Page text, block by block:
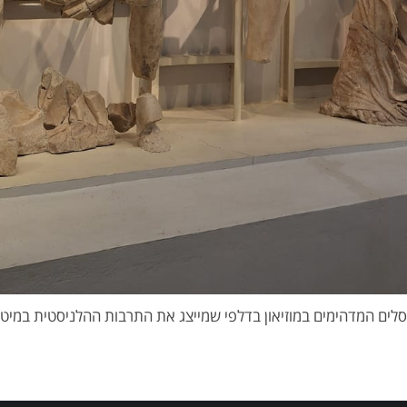
המדהימים במוזיאון בדלפי שמייצג את התרבות ההלניסטית